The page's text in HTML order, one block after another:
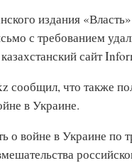
издания
с требованием
сайт
сообщил, что также
в Украине.
о войне в Украине по